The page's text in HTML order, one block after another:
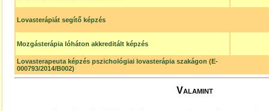
Lovasterápiát segítő képzés
Mozgásterápia lóháton akkreditált képzés
Lovasterapeuta képzés pszichológiai lovasterápia szakágon (E-
000793/2014/B002)
Valamint